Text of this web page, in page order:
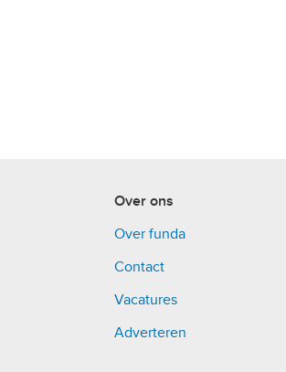
Over ons
Over funda
Contact
Vacatures
Adverteren